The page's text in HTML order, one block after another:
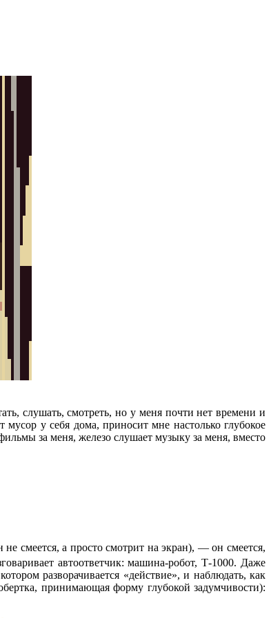
слушать, смотреть, но у меня почти нет времени и
у себя дома, приносит мне настолько глубокое
за меня, железо слушает музыку за меня, вместо
смеется, а просто смотрит на экран), — он смеется,
автоответчик: машина-робот, Т-1000. Даже
разворачивается «действие», и наблюдать, как
принимающая форму глубокой задумчивости):